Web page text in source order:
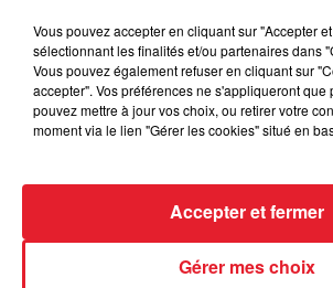
l'extinction...
Bouches-du-Rhône :
Vous pouvez accepter en cliquant sur "Accepter
sélectionnant les finalités et/ou partenaires dans
Vous pouvez également refuser en cliquant sur
accepter". Vos préférences ne s'appliqueront que
pouvez mettre à jour vos choix, ou retirer votre
moment via le lien "Gérer les cookies" situé en
Gérer mes choix
Accepter et fermer